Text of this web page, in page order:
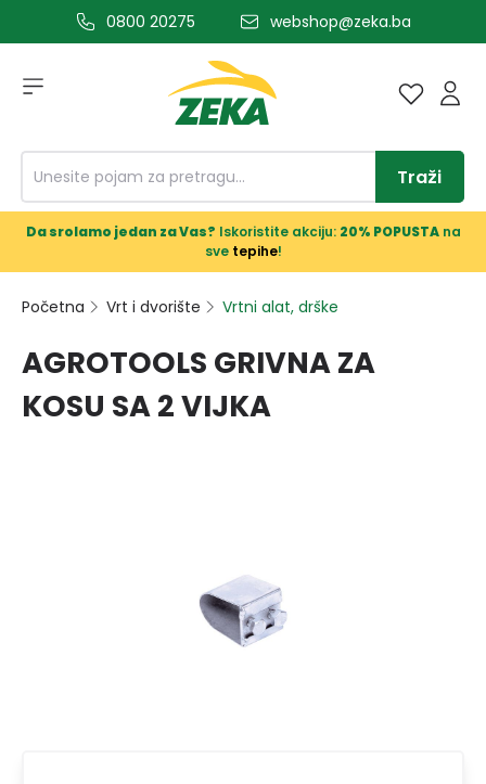
glavni sadržaj0800 20275 webshop@zeka.ba
Traži
Da srolamo jedan za Vas? Iskoristite akciju: 20% POPUSTAna
sve tepihe!
Početna Vrt i dvorište Vrtni alat, drške
AGROTOOLS GRIVNA ZA
KOSU SA 2 VIJKA